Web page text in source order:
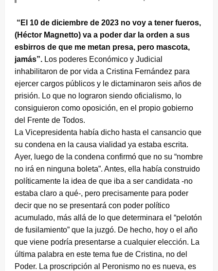
“El 10 de diciembre de 2023 no voy a tener fueros,
(Héctor Magnetto) va a poder dar la orden a sus
esbirros de que me metan presa, pero mascota,
jamás”. Los poderes Económico y Judicial
inhabilitaron de por vida a Cristina Fernández para
ejercer cargos públicos y le dictaminaron seis años de
prisión. Lo que no lograron siendo oficialismo, lo
consiguieron como oposición, en el propio gobierno
del Frente de Todos.
La Vicepresidenta había dicho hasta el cansancio que
su condena en la causa vialidad ya estaba escrita.
Ayer, luego de la condena confirmó que no su “nombre
no irá en ninguna boleta”. Antes, ella había construido
políticamente la idea de que iba a ser candidata -no
estaba claro a qué-, pero precisamente para poder
decir que no se presentará con poder político
acumulado, más allá de lo que determinara el “pelotón
de fusilamiento” que la juzgó. De hecho, hoy o el año
que viene podría presentarse a cualquier elección. La
última palabra en este tema fue de Cristina, no del
Poder. La proscripción al Peronismo no es nueva, es